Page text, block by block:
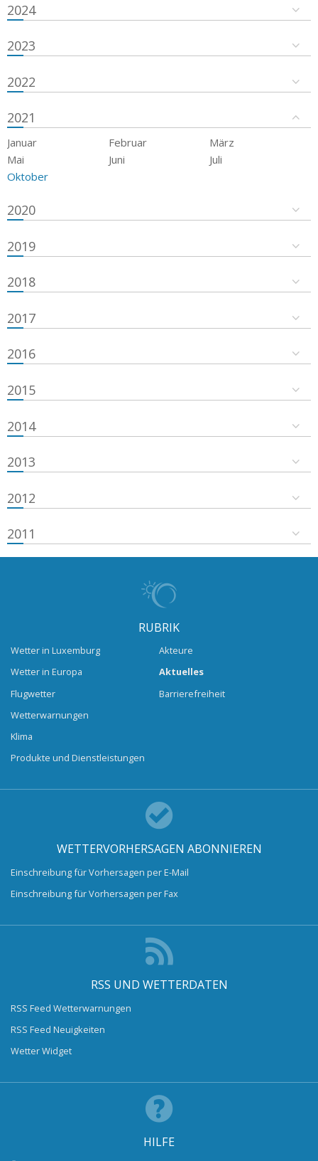
2024
2023
2022
2021
Januar Februar
März
Mai
Juni
Juli
Oktober
2020
2019
2018
2017
2016
2015
2014
2013
2012
2011
RUBRIK
Wetter in Luxemburg
Wetter in Europa
Flugwetter
Wetterwarnungen
Klima
Produkte und Dienstleistungen
Akteure
Aktuelles
Barrierefreiheit
WETTERVORHERSAGEN ABONNIEREN
Einschreibung für Vorhersagen per E-Mail
Einschreibung für Vorhersagen per Fax
RSS UND WETTERDATEN
RSS Feed Wetterwarnungen
RSS Feed Neuigkeiten
Wetter Widget
HILFE